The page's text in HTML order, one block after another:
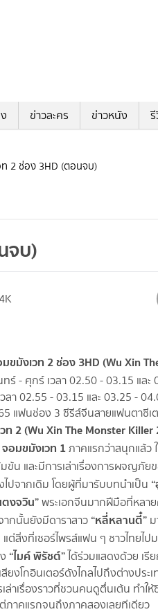
ข่าวละคร ข่าวหนัง
2 ช่อง 3HD (ตอนจบ)
จบ)
ขมังเวท 2 ช่อง 3HD(Wu Xin
ร์ - ศุกร์ เวลา 02.50 - 03.15 และ
ลา 02.55 - 03.15 และ 03.25 -
แฟนช่อง 3 ซีรีส์จีนสายแฟนตาซีเ
ท 2 (Wu Xin The Monster Killer
อมขมังเวท 1ภาคแรกว่าสนุกแล้ว
ข้น และมีการเล่าเรื่องการผจญภัย
ปจากเดิม โดยผู้ที่มารับบทนำเป็น
งจวิน”พระเอกจีนมากฝีมือที่หลา
กนั้นยังมีดาราสาว “หลี่หลานตี๋”
ต่สิ่งที่เซอร์ไพรส์แฟน ๆ ชาวไทยไ
“ไมค์ พิรัชต์”ได้ร่วมแสดงด้วย เรีย
ยงโกอินเตอร์ดังไกลไปถึงต่างประ
ล่าเรื่องราวที่ชวนคนดูตื่นเต้น ทำให้
ภาคแรกจนถึงภาคสองเลยทีเดียว